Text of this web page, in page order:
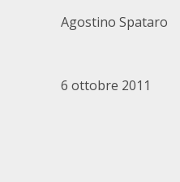
Agostino Spataro
6 ottobre 2011